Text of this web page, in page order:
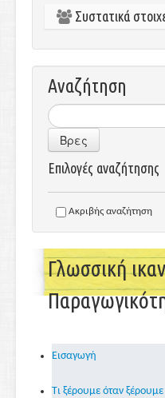
Συστατικά
Αναζήτηση
Βρες
Επιλογές αναζήτησης
Ακριβής αναζήτηση
Γλωσσική
Εισαγωγή
Tι ξέρουμε όταν